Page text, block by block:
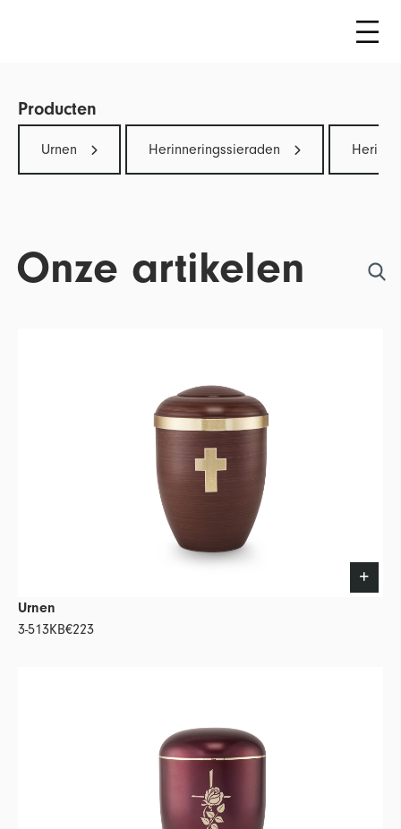
Producten
Urnen Herinneringssieraden
Onze artikelen
Urnen
3-513KB€223